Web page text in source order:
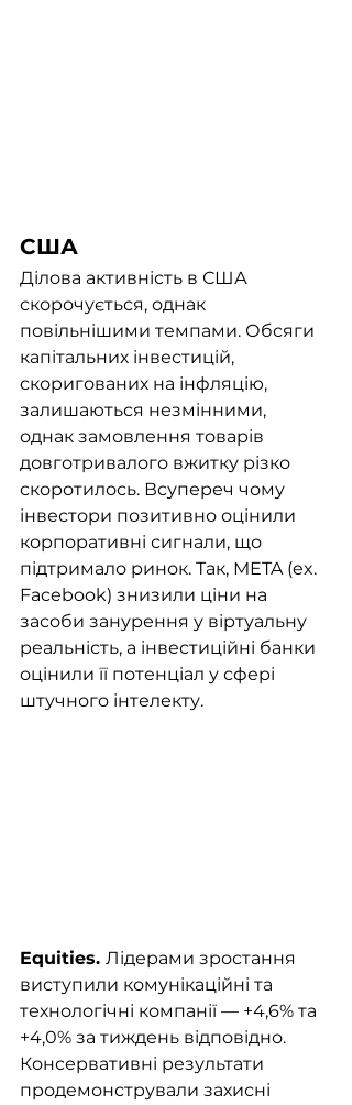
США
Ділова активність в США
скорочується, однак
повільнішими темпами. Обсяги
капітальних інвестицій,
скоригованих на інфляцію,
залишаються незмінними,
однак замовлення товарів
довготривалого вжитку різко
скоротилось. Всупереч чому
інвестори позитивно оцінили
корпоративні сигнали, що
підтримало ринок. Так, META (ex.
Facebook) знизили ціни на
засоби занурення у віртуальну
реальність, а інвестиційні банки
оцінили її потенціал у сфері
штучного інтелекту.
Equities. Лідерами зростання
виступили комунікаційні та
технологічні компанії — +4,6% та
+4,0% за тиждень відповідно.
Консервативні результати
продемонстрували захисні